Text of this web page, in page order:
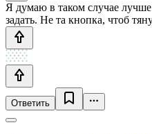
Я думаю в таком случае
задать. Не та кнопка, чтоб
Ответить